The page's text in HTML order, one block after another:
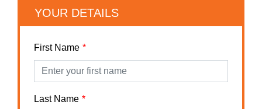
YOUR DETAILS
First Name
Last Name